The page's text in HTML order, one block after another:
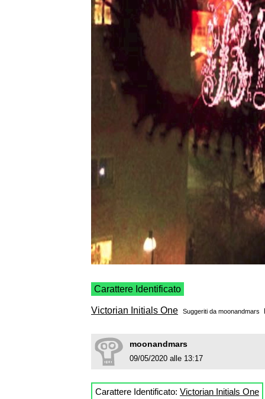
Carattere Identificato
Victorian Initials One Suggeriti da moonandmars
moonandmars
09/05/2020 alle 13:17
Carattere Identificato: Victorian Initials One